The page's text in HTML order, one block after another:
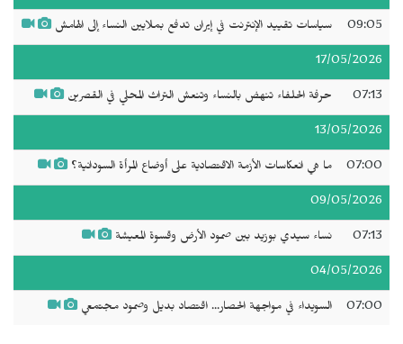
09:05 سياسات تقييد الإنترنت في إيران تدفع بملايين النساء إلى الهامش
17/05/2026
07:13 حرفة الحلفاء تنهض بالنساء وتنعش التراث المحلي في القصرين
13/05/2026
07:00 ما هي انعكاسات الأزمة الاقتصادية على أوضاع المرأة السودانية؟
09/05/2026
07:13 نساء سيدي بوزيد بين صمود الأرض وقسوة المعيشة
04/05/2026
07:00 السويداء في مواجهة الحصار... اقتصاد بديل وصمود مجتمعي